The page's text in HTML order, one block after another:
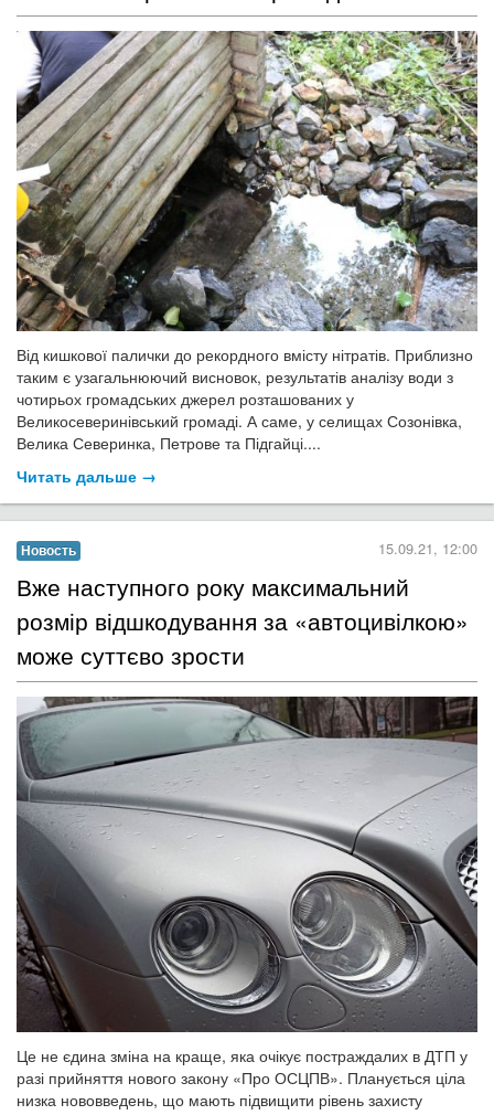
Від кишкової палички до рекордного вмісту нітратів. Приблизно
таким є узагальнюючий висновок, результатів аналізу води з
чотирьох громадських джерел розташованих у
Великосеверинівський громаді. А саме, у селищах Созонівка,
Велика Северинка, Петрове та Підгайці....
Читать дальше →
​Вже наступного року максимальний
розмір відшкодування за «автоцивілкою»
може суттєво зрости
Це не єдина зміна на краще, яка очікує постраждалих в ДТП у
разі прийняття нового закону «Про ОСЦПВ». Планується ціла
низка нововведень, що мають підвищити рівень захисту
учасників дорожнього руху в Україні....